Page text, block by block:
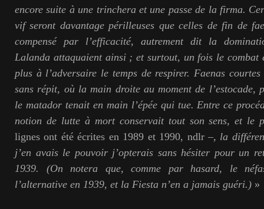
encore suite à une trinchera et une passe de la firma.
vif seront davantage périlleuses que celles de fin de
compensé par l’efficacité, autrement dit la
Lalanda attaquaient ainsi ; et surtout, un fois le combat
plus à l’adversaire le temps de respirer. Faenas courtes
sans répit, où la main droite au moment de l’estocade,
le matador tenait en main l’épée qui tue. Entre ce
notion de lutte à mort conservait tout son sens, et le
lignes ont été écrites en 1989 et 1990, ndlr–, la
j’en avais le pouvoir j’opterais sans hésiter pour un
1939. (On notera que, comme par hasard, le
l’alternative en 1939, et la Fiesta n’en a jamais guéri.) »